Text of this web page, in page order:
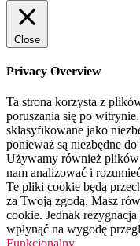
Close
Privacy Overview
Ta strona korzysta z
poruszania się po
sklasyfikowane jako
ponieważ są niezbędne
Używamy również plików
nam analizować i
Te pliki cookie będą
za Twoją zgodą. Masz
cookie. Jednak
wpłynąć na wygodę